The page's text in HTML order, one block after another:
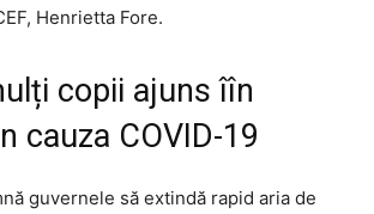
Henrietta Fore.
copii ajuns îîn
cauza COVID-19
guvernele să extindă rapid aria de